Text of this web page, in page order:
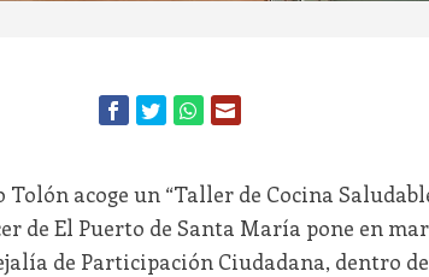
acoge un “Taller de Cocina
de El Puerto de Santa María pone en
de Participación Ciudadana, dentro